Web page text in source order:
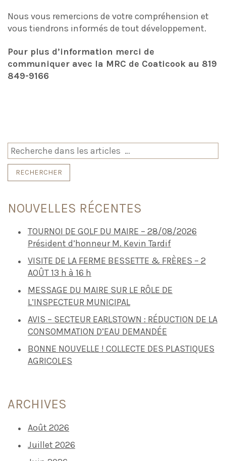
Nous vous remercions de votre compréhension et
vous tiendrons informés de tout développement.
Pour plus d’information merci de
communiquer avec la MRC de Coaticook au 819
849-9166
Rechercher
NOUVELLES RÉCENTES
TOURNOI DE GOLF DU MAIRE – 28/08/2026
Président d’honneur M. Kevin Tardif
VISITE DE LA FERME BESSETTE & FRÈRES – 2
AOÛT 13 h à 16 h
MESSAGE DU MAIRE SUR LE RÔLE DE
L’INSPECTEUR MUNICIPAL
AVIS – SECTEUR EARLSTOWN : RÉDUCTION DE LA
CONSOMMATION D’EAU DEMANDÉE
BONNE NOUVELLE ! COLLECTE DES PLASTIQUES
AGRICOLES
ARCHIVES
Août 2026
Juillet 2026